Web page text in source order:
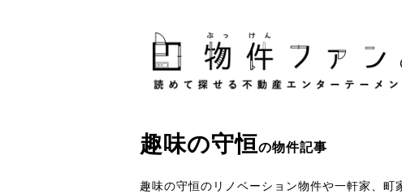
趣味の守恒の物件記事
趣味の守恒のリノベーション物件や一軒家、町